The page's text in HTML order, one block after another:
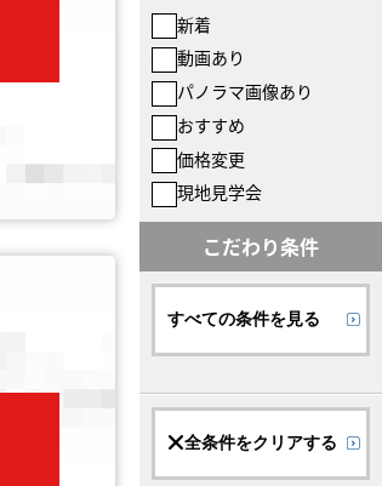
新着
動画あり
パノラマ画像あり
おすすめ
価格変更
現地見学会
こだわり条件
すべての条件を見る
全条件をクリアする